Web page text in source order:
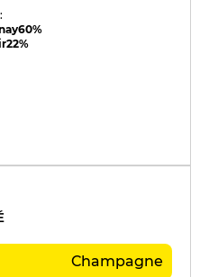
60%
22%
Champagne